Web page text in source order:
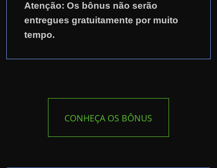
Atenção: Os bônus não serão
entregues gratuitamente por muito
tempo.
CONHEÇA OS BÔNUS